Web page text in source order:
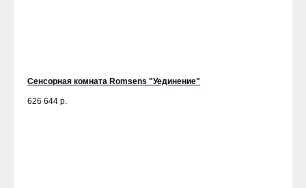
Сенсорная комната Romsens "Уединение"
626 644 р.